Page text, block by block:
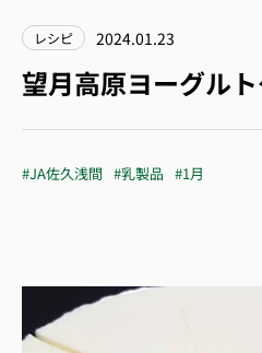
レシピ 2024.01.23
望月高原ヨーグル
#JA佐久浅間 #乳製品 #1月